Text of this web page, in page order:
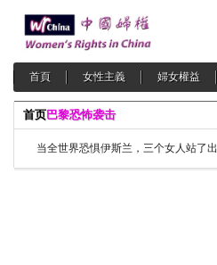
首頁 女性主義 婦女權益
首页巴黎恐怖袭击
当全世界恐惧伊斯兰，三个女人站了